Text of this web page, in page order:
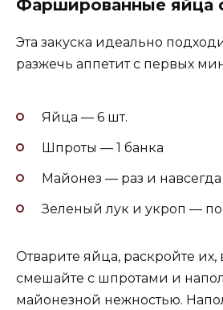
Фаршированные яйца
Эта закуска идеально
разжечь аппетит с первых
Яйца — 6 шт.
Шпроты — 1 банка
Майонез — раз и навсегда
Зеленый лук и укроп —
Отварите яйца, раскройте их,
смешайте с шпротами и
майонезной нежностью.